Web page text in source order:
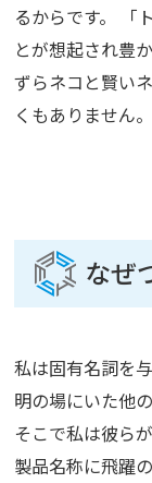
るからです。 「
とが想起され豊
ずらネコと賢い
くもありません。
なぜ
私は固有名詞を
明の場にいた他
そこで私は彼ら
製品名称に飛躍